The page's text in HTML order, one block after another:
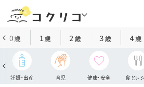
0歳 1歳 2 歳 3歳 4歳
妊娠・出産 育児 健康・安全 食とレ